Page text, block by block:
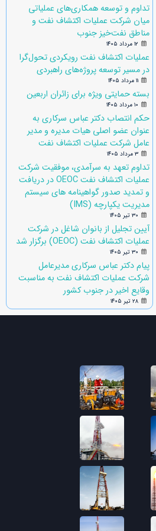
تداوم و توسعه همکاری‌های عملیاتی
میان شرکت عملیات اکتشاف نفت و
مناطق نفت‌خیز جنوب
۱۲ مرداد ۱۴۰۵
عملیات اکتشاف نفت رویکردی تحول‌گرا
در مسیر توسعه پروژه‌های راهبردی
۱۱ مرداد ۱۴۰۵
بسته حمایتی ویژه برای زائران اربعین
۱۰ مرداد ۱۴۰۵
حکم انتصاب دکتر عباس سرکاری به
عنوان عضو اصلی هیات مدیره و مدیر
عامل شرکت عملیات اکتشاف نفت
۳ مرداد ۱۴۰۵
تداوم تعهد به سرآمدی، موفقیت شرکت
عملیات اکتشاف نفت OEOC در دریافت
و تمدید صدور گواهینامه های سیستم
مدیریت یکپارچه (IMS)
۳۰ تیر ۱۴۰۵
آیین تجلیل از بانوان شاغل در شرکت
عملیات اکتشاف نفت (OEOC) برگزار شد
۳۰ تیر ۱۴۰۵
پیام دکتر عباس سرکاری مدیرعامل
شرکت عملیات اکتشاف نفت به مناسبت
وقایع اخیر در جنوب کشور
۲۸ تیر ۱۴۰۵